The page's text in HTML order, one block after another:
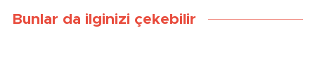
Bunlar da ilginizi çekebilir